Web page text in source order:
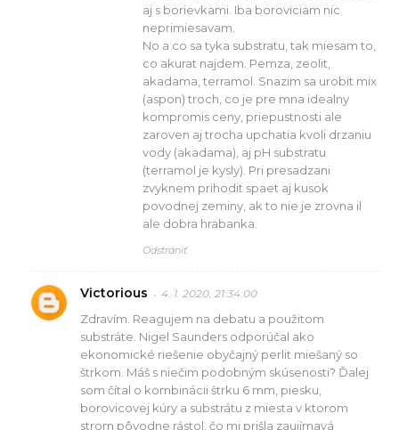
aj s borievkami. Iba boroviciam nic
neprimiesavam.
No a co sa tyka substratu, tak miesam to,
co akurat najdem. Pemza, zeolit,
akadama, terramol. Snazim sa urobit mix
(aspon) troch, co je pre mna idealny
kompromis ceny, priepustnosti ale
zaroven aj trocha upchatia kvoli drzaniu
vody (akadama), aj pH substratu
(terramol je kysly). Pri presadzani
zvyknem prihodit spaet aj kusok
povodnej zeminy, ak to nie je zrovna il
ale dobra hrabanka.
Odstrániť
Victorious 4. 1. 2020, 21:34:00
Zdravím. Reagujem na debatu a použitom
substráte. Nigel Saunders odporúčal ako
ekonomické riešenie obyčajný perlit miešaný so
štrkom. Máš s niečim podobným skúsenosti? Ďalej
som čítal o kombinácii štrku 6 mm, piesku,
borovicovej kúry a substrátu z miesta v ktorom
strom pôvodne rástol, čo mi prišla zaujímavá